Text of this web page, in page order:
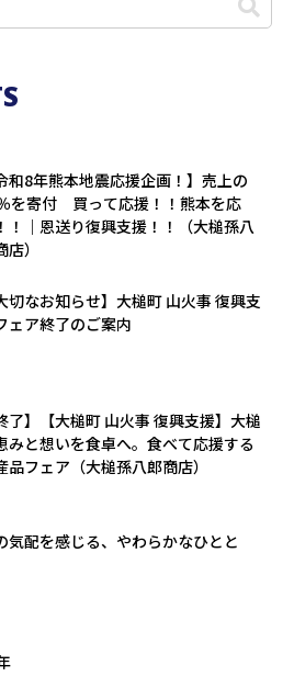
和8年熊本地震応援企画！】売上の
を寄付 買って応援！！熊本を応
！｜恩送り復興支援！！（大槌孫八
）
切なお知らせ】大槌町 山火事 復興支
ェア終了のご案内
了】【大槌町 山火事 復興支援】大槌
みと想いを食卓へ。食べて応援する
品フェア（大槌孫八郎商店）
気配を感じる、やわらかなひとと